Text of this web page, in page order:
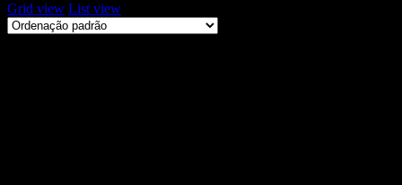
Grid view List view